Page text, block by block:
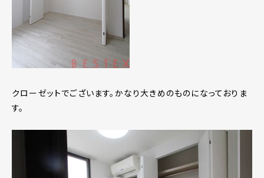
クローゼットでございます。かなり大きめのものになっておりま
す。